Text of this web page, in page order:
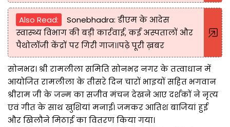
Also Read:
Sonebhadra: डीएम के आदेस
स्वास्थ्य विभाग की बड़ी कार्रवाई, कई अस्पतालों और
पैथोलॉजी केंद्रों पर गिरी गाज।।पढ़े पूरी ख़बर
सोनभद्र। श्री रामलीला समिति सोनभद्र नगर के तत्वाधान में
आयोजित रामलीला के तीसरे दिन चारों भाइयों सहित भगवान
श्रीराम जी के जन्म का सजीव मंचन देखने आए दर्शकों ने नृत्य
एवं गीत के साथ खुशियां मनाई। जमकर आतिश बाजियां हुई
और खिलौने मिठाई का वितरण किया गया।